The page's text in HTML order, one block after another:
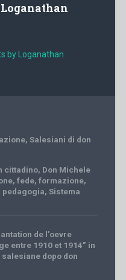
Loganathan
by Loganathan
, Salesiani di don
cittadino, Don Michele
, fede, formazione,
pedagogia, Sistema
de l’oevre
entre 1910 et 1914” in
dopo don